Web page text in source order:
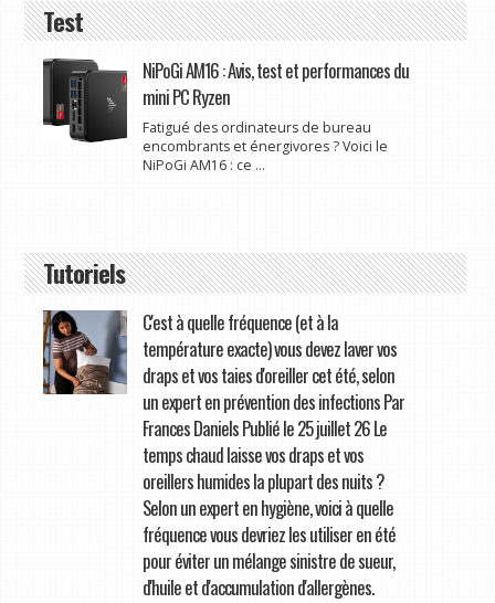
Test
NiPoGi AM16 : Avis, test et performances du
mini PC Ryzen
Fatigué des ordinateurs de bureau
encombrants et énergivores ? Voici le
NiPoGi AM16 : ce ...
Tutoriels
C'est à quelle fréquence (et à la
température exacte) vous devez laver vos
draps et vos taies d'oreiller cet été, selon
un expert en prévention des infections Par
Frances Daniels Publié le 25 juillet 26 Le
temps chaud laisse vos draps et vos
oreillers humides la plupart des nuits ?
Selon un expert en hygiène, voici à quelle
fréquence vous devriez les utiliser en été
pour éviter un mélange sinistre de sueur,
d'huile et d'accumulation d'allergènes.